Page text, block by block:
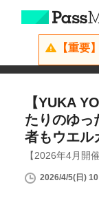
【重要
【YUKA
たりのゆっ
者もウエル
【2026年4月開
2026/4/5(日)